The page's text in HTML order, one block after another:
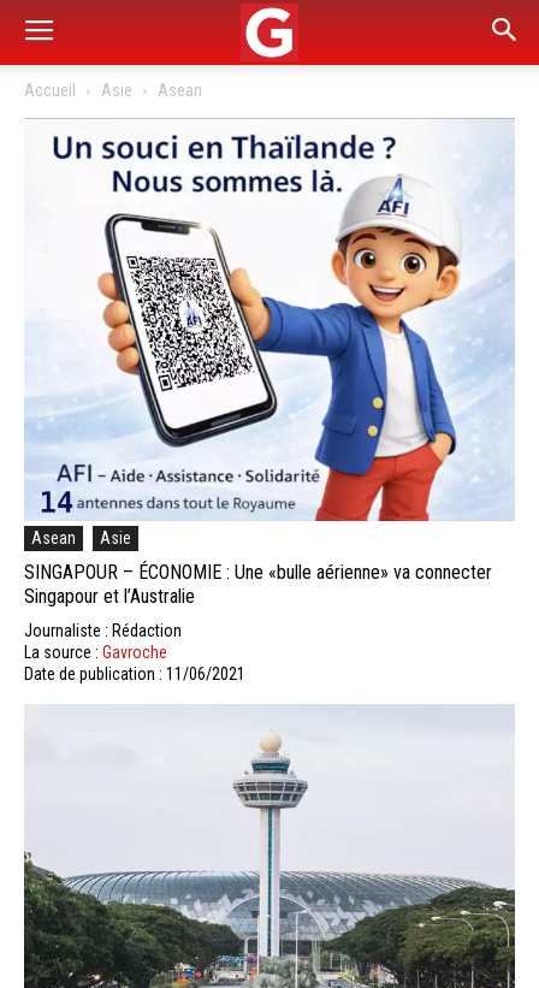
Accueil Asie Asean
Asean Asie
SINGAPOUR – ÉCONOMIE : Une «bulle aérienne» va connecter
Singapour et l’Australie
Journaliste : Rédaction
La source : Gavroche
Date de publication : 11/06/2021